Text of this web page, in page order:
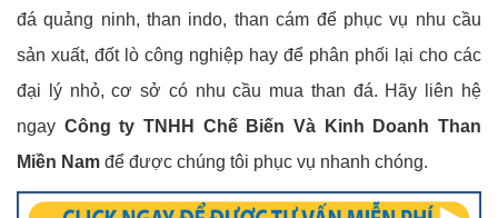
đá quảng ninh, than indo, than cám để phục vụ nhu cầu
sản xuất, đốt lò công nghiệp hay để phân phối lại cho các
đại lý nhỏ, cơ sở có nhu cầu mua than đá. Hãy liên hệ
ngay Công ty TNHH Chế Biến Và Kinh Doanh Than
Miền Nam để được chúng tôi phục vụ nhanh chóng.